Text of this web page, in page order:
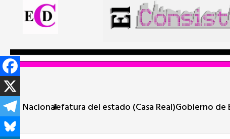
NacionalJefatura del estado (Casa Real)Gobierno de